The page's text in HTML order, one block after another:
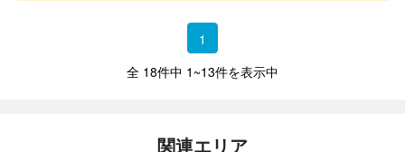
1
全 18件中 1~13件を表示中
関連エリア